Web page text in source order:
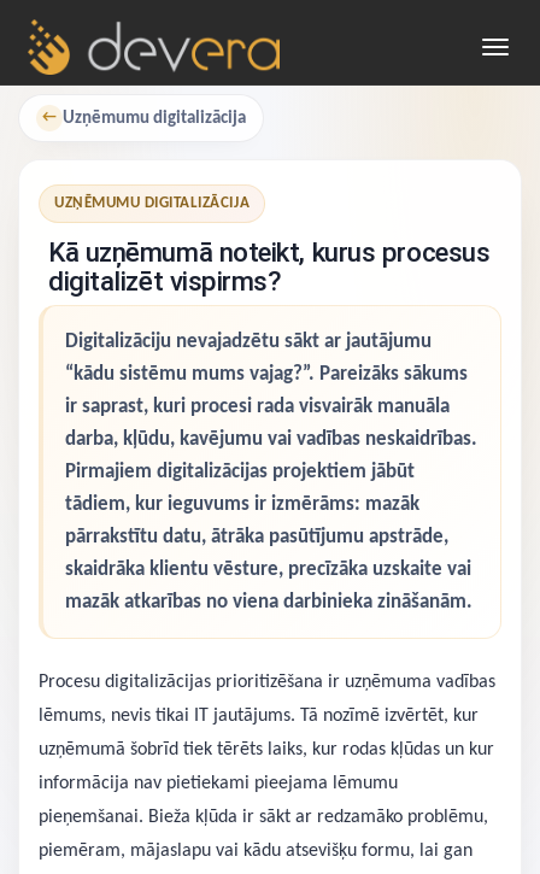
← Uzņēmumu digitalizācija
UZŅĒMUMU DIGITALIZĀCIJA
Kā uzņēmumā noteikt, kurus procesus
digitalizēt vispirms?
Digitalizāciju nevajadzētu sākt ar jautājumu
“kādu sistēmu mums vajag?”. Pareizāks sākums
ir saprast, kuri procesi rada visvairāk manuāla
darba, kļūdu, kavējumu vai vadības neskaidrības.
Pirmajiem digitalizācijas projektiem jābūt
tādiem, kur ieguvums ir izmērāms: mazāk
pārrakstītu datu, ātrāka pasūtījumu apstrāde,
skaidrāka klientu vēsture, precīzāka uzskaite vai
mazāk atkarības no viena darbinieka zināšanām.
Procesu digitalizācijas prioritizēšana ir uzņēmuma vadības
lēmums, nevis tikai IT jautājums. Tā nozīmē izvērtēt, kur
uzņēmumā šobrīd tiek tērēts laiks, kur rodas kļūdas un kur
informācija nav pietiekami pieejama lēmumu
pieņemšanai. Bieža kļūda ir sākt ar redzamāko problēmu,
piemēram, mājaslapu vai kādu atsevišķu formu, lai gan